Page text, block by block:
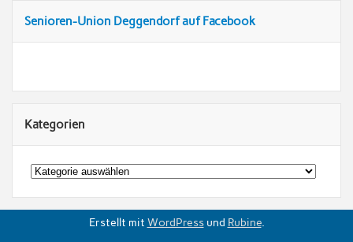
Senioren-Union Deggendorf auf Facebook
Kategorien
Kategorien
Erstellt mit WordPressund Rubine.